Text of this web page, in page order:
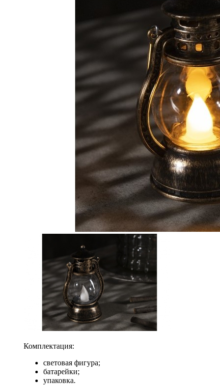
Комплектация:
световая фигура;
батарейки;
упаковка.